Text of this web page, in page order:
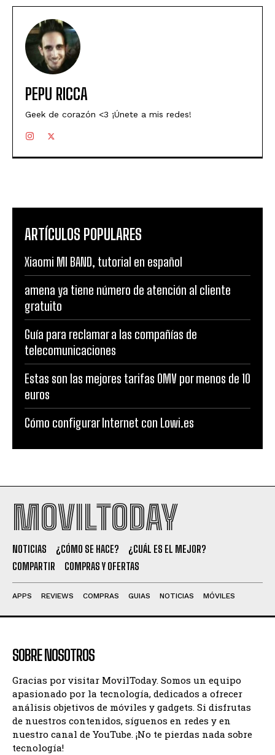
PEPU RICCA
Geek de corazón <3 ¡Únete a mis redes!
ARTÍCULOS POPULARES
Xiaomi MI BAND, tutorial en español
amena ya tiene número de atención al cliente
gratuito
Guía para reclamar a las compañías de
telecomunicaciones
Estas son las mejores tarifas OMV por menos de 10
euros
Cómo configurar Internet con Lowi.es
MOVILTODAY
NOTICIAS ¿CÓMO SE HACE?
¿CUÁL ES EL MEJOR?
COMPARTIR
COMPRAS Y OFERTAS
APPS REVIEWS COMPRAS GUIAS NOTICIAS MÓVILES
SOBRE NOSOTROS
Gracias por visitar MovilToday. Somos un equipo
apasionado por la tecnología, dedicados a ofrecer
análisis objetivos de móviles y gadgets. Si disfrutas
de nuestros contenidos, síguenos en redes y en
nuestro canal de YouTube. ¡No te pierdas nada sobre
tecnología!